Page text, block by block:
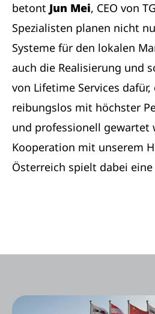
betont Jun Mei, CEO von
Spezialisten planen nicht
Systeme für den lokalen
auch die Realisierung und
von Lifetime Services
reibungslos mit höchster
und professionell gewartet
Kooperation mit unserem
Österreich spielt dabei eine